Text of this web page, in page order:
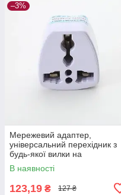
–3%
Мережевий адаптер,
універсальний перехідник з
будь-якої вилки на
європейську розетку, All to EU
"Travel Helper", 220V 10 A.
В наявності
123,19 ₴ 127 ₴